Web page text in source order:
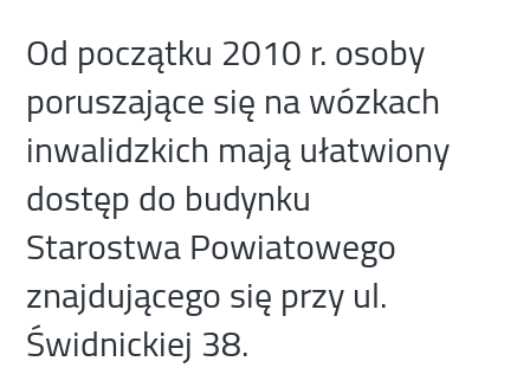
Od początku 2010 r. osoby
poruszające się na wózkach
inwalidzkich mają ułatwiony
dostęp do budynku
Starostwa Powiatowego
znajdującego się przy ul.
Świdnickiej 38.